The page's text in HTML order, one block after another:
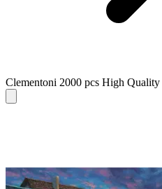
Clementoni 2000 pcs High